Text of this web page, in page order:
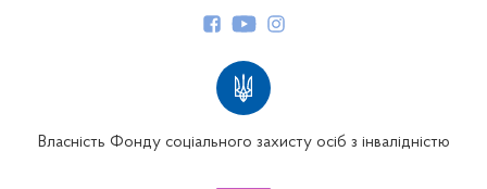
Власність Фонду соціального захисту осіб з інвалідністю